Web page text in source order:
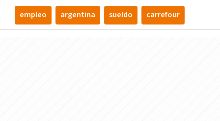
empleo argentina sueldo carrefour